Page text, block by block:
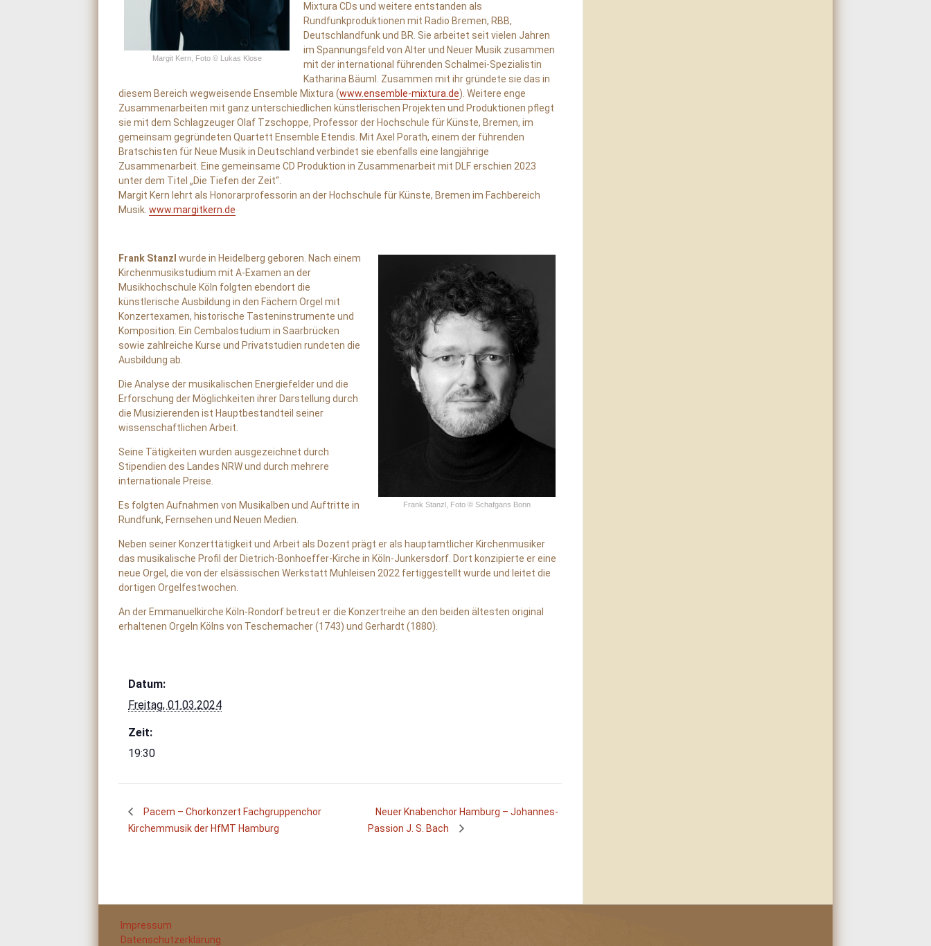
Margit Kern, Foto © Lukas Klose
Mixtura CDs und weitere entstanden als
Rundfunkproduktionen mit Radio Bremen, RBB,
Deutschlandfunk und BR. Sie arbeitet seit vielen Jahren
im Spannungsfeld von Alter und Neuer Musik zusammen
mit der international führenden Schalmei-Spezialistin
Katharina Bäuml. Zusammen mit ihr gründete sie das in
diesem Bereich wegweisende Ensemble Mixtura (www.ensemble-mixtura.de). Weitere enge
Zusammenarbeiten mit ganz unterschiedlichen künstlerischen Projekten und Produktionen pflegt
sie mit dem Schlagzeuger Olaf Tzschoppe, Professor der Hochschule für Künste, Bremen, im
gemeinsam gegründeten Quartett Ensemble Etendis. Mit Axel Porath, einem der führenden
Bratschisten für Neue Musik in Deutschland verbindet sie ebenfalls eine langjährige
Zusammenarbeit. Eine gemeinsame CD Produktion in Zusammenarbeit mit DLF erschien 2023
unter dem Titel „Die Tiefen der Zeit“.
Margit Kern lehrt als Honorarprofessorin an der Hochschule für Künste, Bremen im Fachbereich
Musik. www.margitkern.de
Frank Stanzl, Foto © Schafgans Bonn
Frank Stanzl wurde in Heidelberg geboren. Nach einem
Kirchenmusikstudium mit A-Examen an der
Musikhochschule Köln folgten ebendort die
künstlerische Ausbildung in den Fächern Orgel mit
Konzertexamen, historische Tasteninstrumente und
Komposition. Ein Cembalostudium in Saarbrücken
sowie zahlreiche Kurse und Privatstudien rundeten die
Ausbildung ab.
Die Analyse der musikalischen Energiefelder und die
Erforschung der Möglichkeiten ihrer Darstellung durch
die Musizierenden ist Hauptbestandteil seiner
wissenschaftlichen Arbeit.
Seine Tätigkeiten wurden ausgezeichnet durch
Stipendien des Landes NRW und durch mehrere
internationale Preise.
Es folgten Aufnahmen von Musikalben und Auftritte in
Rundfunk, Fernsehen und Neuen Medien.
Neben seiner Konzerttätigkeit und Arbeit als Dozent prägt er als hauptamtlicher Kirchenmusiker
das musikalische Profil der Dietrich-Bonhoeffer-Kirche in Köln-Junkersdorf. Dort konzipierte er eine
neue Orgel, die von der elsässischen Werkstatt Muhleisen 2022 fertiggestellt wurde und leitet die
dortigen Orgelfestwochen.
An der Emmanuelkirche Köln-Rondorf betreut er die Konzertreihe an den beiden ältesten original
erhaltenen Orgeln Kölns von Teschemacher (1743) und Gerhardt (1880).
Datum:
Freitag, 01.03.2024
Zeit:
19:30
Pacem – Chorkonzert Fachgruppenchor
Kirchemmusik der HfMT Hamburg
Neuer Knabenchor Hamburg – Johannes-
Passion J. S. Bach
Impressum
Datenschutzerklärung